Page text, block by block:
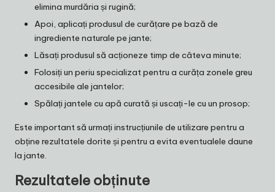
elimina murdăria și rugină;
Apoi, aplicați produsul de curățare pe bază de
ingrediente naturale pe jante;
Lăsați produsul să acționeze timp de câteva minute;
Folosiți un periu specializat pentru a curăța zonele greu
accesibile ale jantelor;
Spălați jantele cu apă curată și uscați-le cu un prosop;
Este important să urmați instrucțiunile de utilizare pentru a
obține rezultatele dorite și pentru a evita eventualele daune
la jante.
Rezultatele obținute